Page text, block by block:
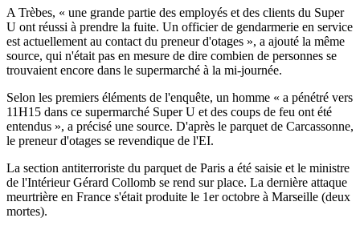
A Trèbes, « une grande partie des employés et des clients du Super
U ont réussi à prendre la fuite. Un officier de gendarmerie en service
est actuellement au contact du preneur d'otages », a ajouté la même
source, qui n'était pas en mesure de dire combien de personnes se
trouvaient encore dans le supermarché à la mi-journée.
Selon les premiers éléments de l'enquête, un homme « a pénétré vers
11H15 dans ce supermarché Super U et des coups de feu ont été
entendus », a précisé une source. D'après le parquet de Carcassonne,
le preneur d'otages se revendique de l'EI.
La section antiterroriste du parquet de Paris a été saisie et le ministre
de l'Intérieur Gérard Collomb se rend sur place. La dernière attaque
meurtrière en France s'était produite le 1er octobre à Marseille (deux
mortes).